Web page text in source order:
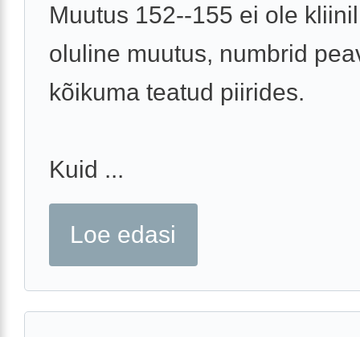
Muutus 152--155 ei ole
oluline muutus, numbrid
kõikuma teatud piirides.
Kuid ...
Loe edasi